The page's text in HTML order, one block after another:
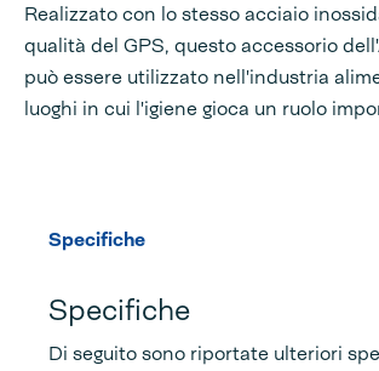
Realizzato con lo stesso acciaio
qualità del GPS, questo accessorio
può essere utilizzato nell'industria
luoghi in cui l'igiene gioca un ruolo
Specifiche
Specifiche
Di seguito sono riportate ulteriori